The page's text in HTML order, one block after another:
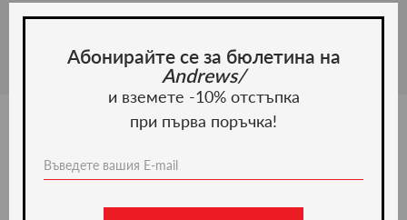
Материал:
Ние препоръчваме
Абонирайте се за бюлетина на
Andrews/
и вземете -10% отстъпка
при първа поръчка!